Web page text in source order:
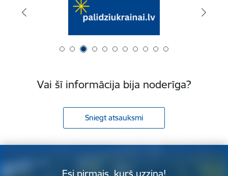
Vai šī informācija bija noderīga?
Sniegt atsauksmi
Esi pirmais, kurš uzzina!